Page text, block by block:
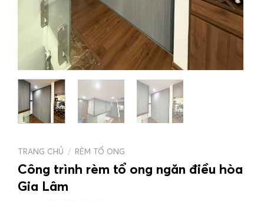
TRANG CHỦ / RÈM TỔ ONG
Công trình rèm tổ ong ngăn điều hòa
Gia Lâm